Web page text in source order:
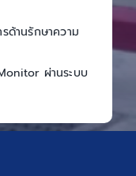
ด้านรักษาความ
ผ่านระบบ